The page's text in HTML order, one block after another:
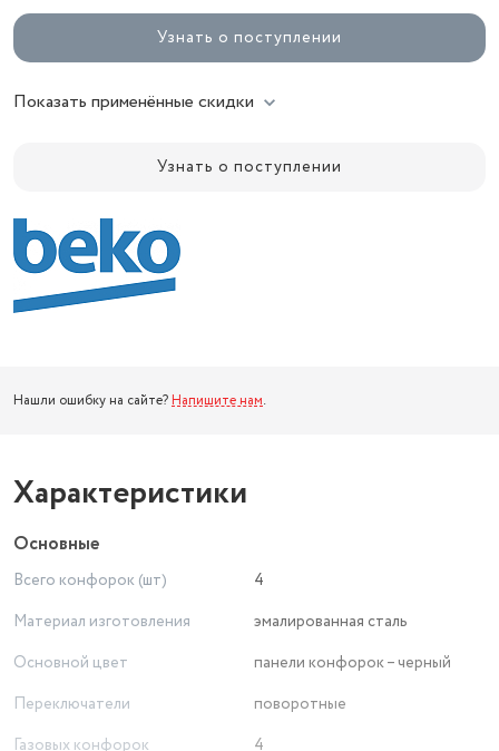
Узнать о поступлении
Показать применённые скидки
Узнать о поступлении
Нашли ошибку на сайте? Напишите нам.
Характеристики
Основные
Всего конфорок (шт)
4
Материал изготовления
эмалированная сталь
Основной цвет
панели конфорок – черный
Переключатели
поворотные
Газовых конфорок
4